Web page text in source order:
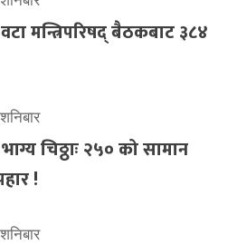
मन्त्रिपरिषद् बैठकबाट ३८४
चिठ्ठाः २५० को सामान
!